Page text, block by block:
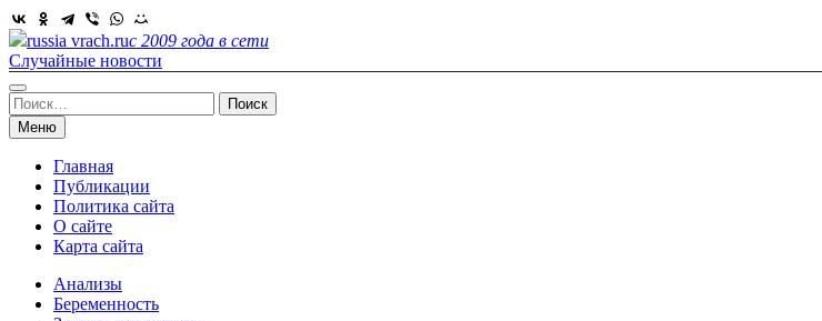
Skip
to
content
russia vrach.ruс 2009 года в сети
Случайные новости
Найти:
Меню
Главная
Публикации
Политика сайта
О сайте
Карта сайта
Анализы
Беременность